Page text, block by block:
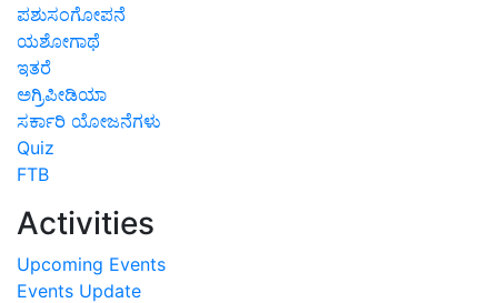
ಪಶುಸಂಗೋಪನೆ
ಯಶೋಗಾಥೆ
ಇತರೆ
ಅಗ್ರಿಪೀಡಿಯಾ
ಸರ್ಕಾರಿ ಯೋಜನೆಗಳು
Quiz
FTB
Activities
Upcoming Events
Events Update